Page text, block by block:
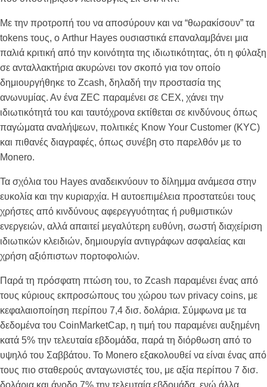
Με την προτροπή του να αποσύρουν και να “θωρακίσουν” τα
tokens τους, ο Arthur Hayes ουσιαστικά επαναλαμβάνει μια
παλιά κριτική από την κοινότητα της ιδιωτικότητας, ότι η φύλαξη
σε ανταλλακτήρια ακυρώνει τον σκοπό για τον οποίο
δημιουργήθηκε το Zcash, δηλαδή την προστασία της
ανωνυμίας. Αν ένα ZEC παραμένει σε CEX, χάνει την
ιδιωτικότητά του και ταυτόχρονα εκτίθεται σε κινδύνους όπως
παγώματα αναλήψεων, πολιτικές Know Your Customer (KYC)
και πιθανές διαγραφές, όπως συνέβη στο παρελθόν με το
Monero.
Τα σχόλια του Hayes αναδεικνύουν το δίλημμα ανάμεσα στην
ευκολία και την κυριαρχία. Η αυτοεπιμέλεια προστατεύει τους
χρήστες από κινδύνους αφερεγγυότητας ή ρυθμιστικών
ενεργειών, αλλά απαιτεί μεγαλύτερη ευθύνη, σωστή διαχείριση
ιδιωτικών κλειδιών, δημιουργία αντιγράφων ασφαλείας και
χρήση αξιόπιστων πορτοφολιών.
Παρά τη πρόσφατη πτώση του, το Zcash παραμένει ένας από
τους κύριους εκπροσώπους του χώρου των privacy coins, με
κεφαλαιοποίηση περίπου 7,4 δισ. δολάρια. Σύμφωνα με τα
δεδομένα του CoinMarketCap, η τιμή του παραμένει αυξημένη
κατά 5% την τελευταία εβδομάδα, παρά τη διόρθωση από το
υψηλό του Σαββάτου. Το Monero εξακολουθεί να είναι ένας από
τους πιο σταθερούς ανταγωνιστές του, με αξία περίπου 7 δισ.
δολάρια και άνοδο 7% την τελευταία εβδομάδα, ενώ άλλα